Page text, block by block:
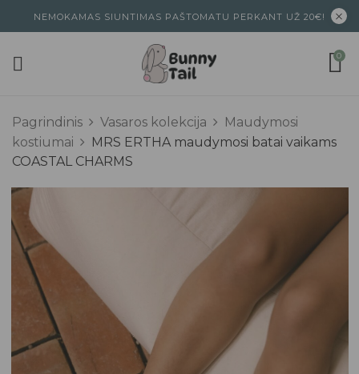
NEMOKAMAS SIUNTIMAS PAŠTOMATU PERKANT UŽ 20€!
0
Pagrindinis Vasaros kolekcija
Maudymosi
kostiumai
MRS ERTHA maudymosi batai vaikams
COASTAL CHARMS